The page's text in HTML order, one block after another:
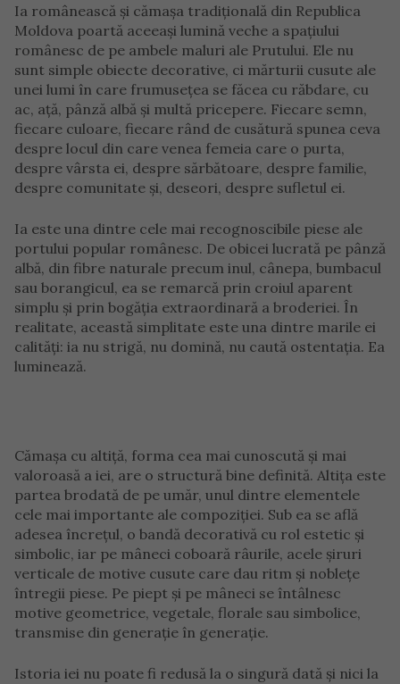
Ia românească și cămașa tradițională din Republica
Moldova poartă aceeași lumină veche a spațiului
românesc de pe ambele maluri ale Prutului. Ele nu
sunt simple obiecte decorative, ci mărturii cusute ale
unei lumi în care frumusețea se făcea cu răbdare, cu
ac, ață, pânză albă și multă pricepere. Fiecare semn,
fiecare culoare, fiecare rând de cusătură spunea ceva
despre locul din care venea femeia care o purta,
despre vârsta ei, despre sărbătoare, despre familie,
despre comunitate și, deseori, despre sufletul ei.
Ia este una dintre cele mai recognoscibile piese ale
portului popular românesc. De obicei lucrată pe pânză
albă, din fibre naturale precum inul, cânepa, bumbacul
sau borangicul, ea se remarcă prin croiul aparent
simplu și prin bogăția extraordinară a broderiei. În
realitate, această simplitate este una dintre marile ei
calități: ia nu strigă, nu domină, nu caută ostentația. Ea
luminează.
Cămașa cu altiță, forma cea mai cunoscută și mai
valoroasă a iei, are o structură bine definită. Altița este
partea brodată de pe umăr, unul dintre elementele
cele mai importante ale compoziției. Sub ea se află
adesea încrețul, o bandă decorativă cu rol estetic și
simbolic, iar pe mâneci coboară râurile, acele șiruri
verticale de motive cusute care dau ritm și noblețe
întregii piese. Pe piept și pe mâneci se întâlnesc
motive geometrice, vegetale, florale sau simbolice,
transmise din generație în generație.
Istoria iei nu poate fi redusă la o singură dată și nici la